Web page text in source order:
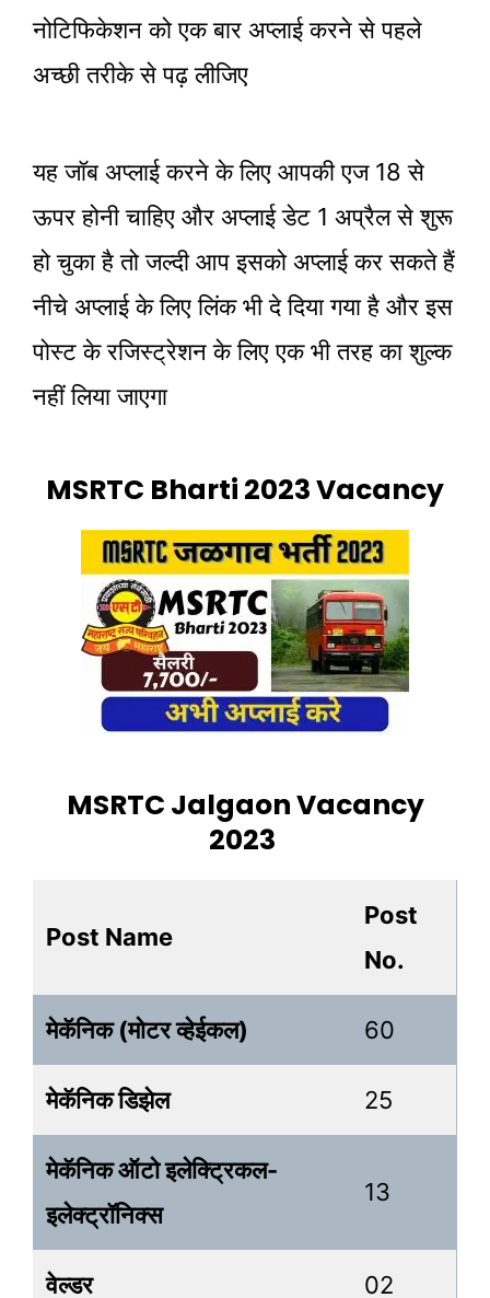
नोटिफिकेशन को एक बार अप्लाई करने से पहले
अच्छी तरीके से पढ़ लीजिए
यह जॉब अप्लाई करने के लिए आपकी एज 18 से
ऊपर होनी चाहिए और अप्लाई डेट 1 अप्रैल से शुरू
हो चुका है तो जल्दी आप इसको अप्लाई कर सकते हैं
नीचे अप्लाई के लिए लिंक भी दे दिया गया है और इस
पोस्ट के रजिस्ट्रेशन के लिए एक भी तरह का शुल्क
नहीं लिया जाएगा
MSRTC Bharti 2023 Vacancy
MSRTC Jalgaon Vacancy
2023
Post Name
Post
No.
मेकॅनिक (मोटर व्हेईकल) 60
मेकॅनिक डिझेल 25
मेकॅनिक ऑटो इलेक्ट्रिकल-
इलेक्ट्रॉनिक्स
13
वेल्डर 02